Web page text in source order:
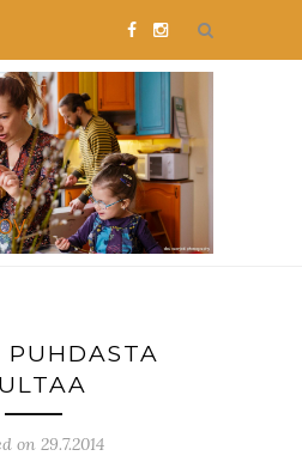
PUHDASTA
on 29.7.2014